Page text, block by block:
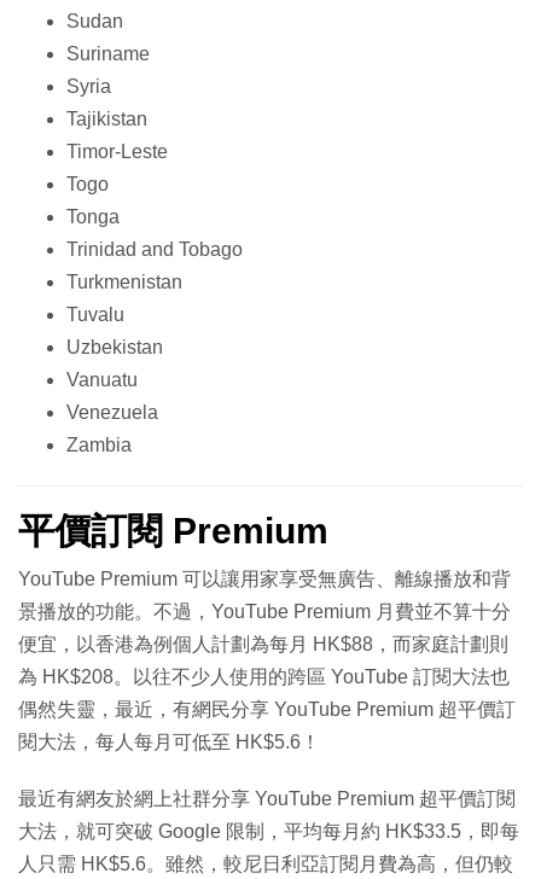
Sudan
Suriname
Syria
Tajikistan
Timor-Leste
Togo
Tonga
Trinidad and Tobago
Turkmenistan
Tuvalu
Uzbekistan
Vanuatu
Venezuela
Zambia
平價訂閱 Premium
YouTube Premium 可以讓用家享受無廣告、離線播放和背
景播放的功能。不過，YouTube Premium 月費並不算十分
便宜，以香港為例個人計劃為每月 HK$88，而家庭計劃則
為 HK$208。以往不少人使用的跨區 YouTube 訂閱大法也
偶然失靈，最近，有網民分享 YouTube Premium 超平價訂
閱大法，每人每月可低至 HK$5.6！
最近有網友於網上社群分享 YouTube Premium 超平價訂閱
大法，就可突破 Google 限制，平均每月約 HK$33.5，即每
人只需 HK$5.6。雖然，較尼日利亞訂閱月費為高，但仍較